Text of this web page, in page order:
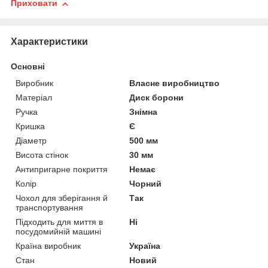
Приховати
Характеристики
Основні
Виробник
Власне виробництво
Матеріал
Диск борони
Ручка
Знімна
Кришка
Є
Діаметр
500 мм
Висота стінок
30 мм
Антипригарне покриття
Немає
Колір
Чорний
Чохол для зберігання й
транспортування
Так
Підходить для миття в
посудомийній машині
Ні
Країна виробник
Україна
Стан
Новий